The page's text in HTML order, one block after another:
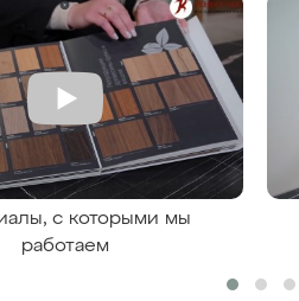
с которыми мы
работаем